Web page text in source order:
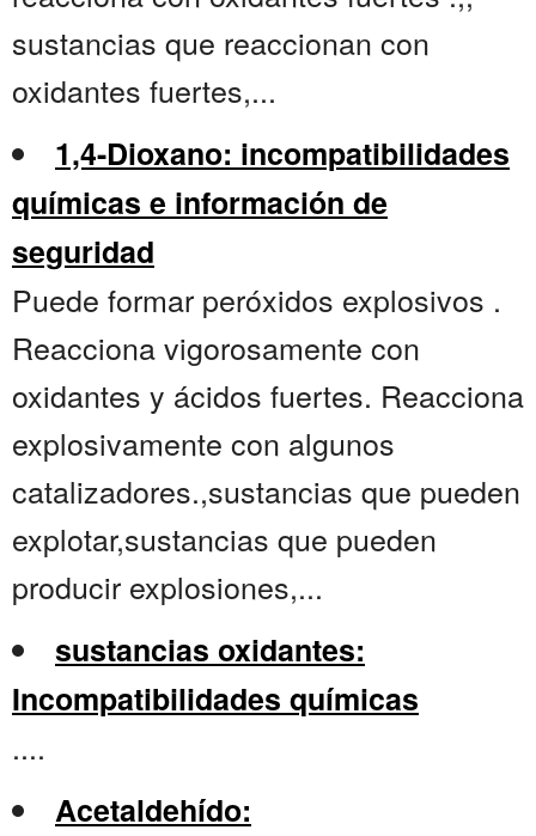
sustancias que reaccionan con
oxidantes fuertes,...
1,4-Dioxano: incompatibilidades
químicas e información de
seguridad
Puede formar peróxidos explosivos .
Reacciona vigorosamente con
oxidantes y ácidos fuertes. Reacciona
explosivamente con algunos
catalizadores.,sustancias que pueden
explotar,sustancias que pueden
producir explosiones,...
sustancias oxidantes:
Incompatibilidades químicas
....
Acetaldehído: